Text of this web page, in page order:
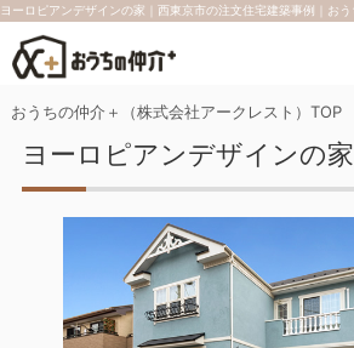
おうちの仲介＋（株式会社アークレスト）TOP
ヨーロピアンデザインの家